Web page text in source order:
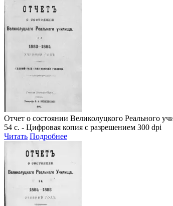
Отчет о состоянии Великолуцкого Реального
54 с. - Цифровая копия с разрешением 300 dpi
Читать Подробнее